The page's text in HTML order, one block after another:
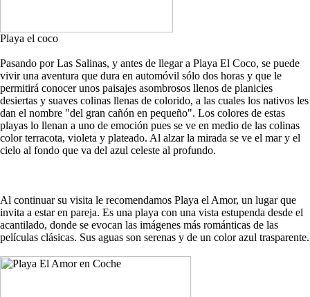
Playa el coco
Pasando por Las Salinas, y antes de llegar a Playa El Coco, se puede
vivir una aventura que dura en automóvil sólo dos horas y que le
permitirá conocer unos paisajes asombrosos llenos de planicies
desiertas y suaves colinas llenas de colorido, a las cuales los nativos les
dan el nombre "del gran cañón en pequeño". Los colores de estas
playas lo llenan a uno de emoción pues se ve en medio de las colinas
color terracota, violeta y plateado. Al alzar la mirada se ve el mar y el
cielo al fondo que va del azul celeste al profundo.
Al continuar su visita le recomendamos Playa el Amor, un lugar que
invita a estar en pareja. Es una playa con una vista estupenda desde el
acantilado, donde se evocan las imágenes más románticas de las
películas clásicas. Sus aguas son serenas y de un color azul trasparente.